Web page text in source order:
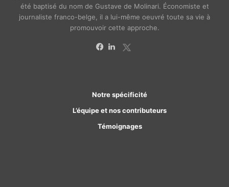
été baptisé du nom de Gustave de Molinari. Économiste et
journaliste franco-belge, il a lui-même oeuvré toute sa vie à
promouvoir cette approche.
Notre spécificité
L’équipe et nos contributeurs
Témoignages